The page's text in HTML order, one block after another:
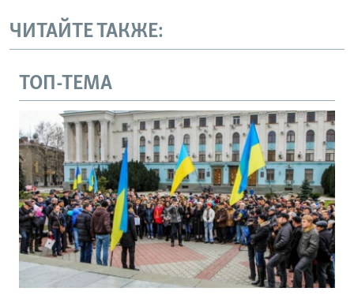
ЧИТАЙТЕ ТАКЖЕ:
ТОП-ТЕМА